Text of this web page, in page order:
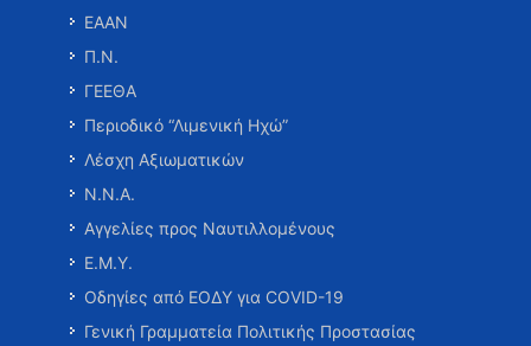
ΕΑΑΝ
Π.Ν.
ΓΕΕΘΑ
Περιοδικό “Λιμενική Ηχώ”
Λέσχη Αξιωματικών
Ν.Ν.Α.
Αγγελίες προς Ναυτιλλομένους
Ε.Μ.Υ.
Οδηγίες από ΕΟΔΥ για COVID-19
Γενική Γραμματεία Πολιτικής Προστασίας